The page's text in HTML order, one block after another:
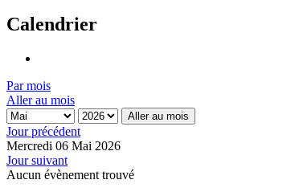
Calendrier
Par mois
Aller au mois
Aller au mois
Jour précédent
Mercredi 06 Mai 2026
Jour suivant
Aucun évènement trouvé